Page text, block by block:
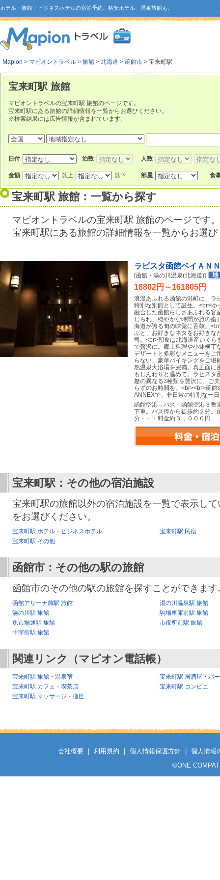
ホテル・旅館・ビジネスホテルの宿泊予約。格安ホテル、温泉旅館も。
Mapion > マピオントラベル > 旅館 > 北海道 > 函館市 > 宝来町駅
宝来町駅 旅館
マピオントラベルの宝来町駅 旅館のページです。
宝来町駅にある旅館の詳細情報を一覧からお選びください。
※検索結果には広告情報が含まれています。
日付 泊数 人数
金額 以上 以下 部屋 食
宝来町駅 旅館：一覧から探す
マピオントラベルの宝来町駅 旅館のページです。
宝来町駅にある旅館の詳細情報を一覧からお選
ラビスタ函館ベイＡＮ
[函館・湯の川温泉(北海道)]
18802円～161805円
浪漫あふれる函館の港町に、ラ
特別な別館として誕生。<br>ゆ
融合した函館らしさあふれる客
じられ、穏やかな時間が旅の
海道が誇る旬の味覚に舌鼓。
ぶと、お好きなネタをお好きな
司。<br>朝食は北海道産いくら
で贅沢に。郷土料理や小鉢横丁
デザートと多彩なメニューをご
らない、豪華バイキングをご
然温泉大浴場を完備。真正面に
もじんわりと温めて。ラビス
趣の異なる3種類を贅沢に。ご
らずのお時間を。<br><br>函
ANNEXで、非日常の特別な一
函館空港→バス「函館空港３番
下車。バス停から徒歩約２分。
分・・・料金約３，０００円
宝来町駅：その他の宿泊施設
宝来町駅の旅館以外の宿泊施設を一覧で表示し
をお選びください。
宝来町駅 ホテル・ビジネスホテル
宝来町駅 民宿
宝来町駅 その他
函館市：その他の駅の旅館
函館市のその他の駅の旅館を探すことができます
函館アリーナ前駅 旅館
湯の川温泉駅 旅館
湯の川駅 旅館
駒場車庫前駅 旅館
魚市場通駅 旅館
市役所前駅 旅館
十字街駅 旅館
関連リンク（マピオン電話帳）
宝来町駅 旅館・温泉宿
宝来町駅 居酒屋・バ
宝来町駅 カフェ・喫茶店
宝来町駅 コンビニ
宝来町駅 マッサージ・指圧
会社概要 利用規約 個人情報保護方針
個人情報
©ONE